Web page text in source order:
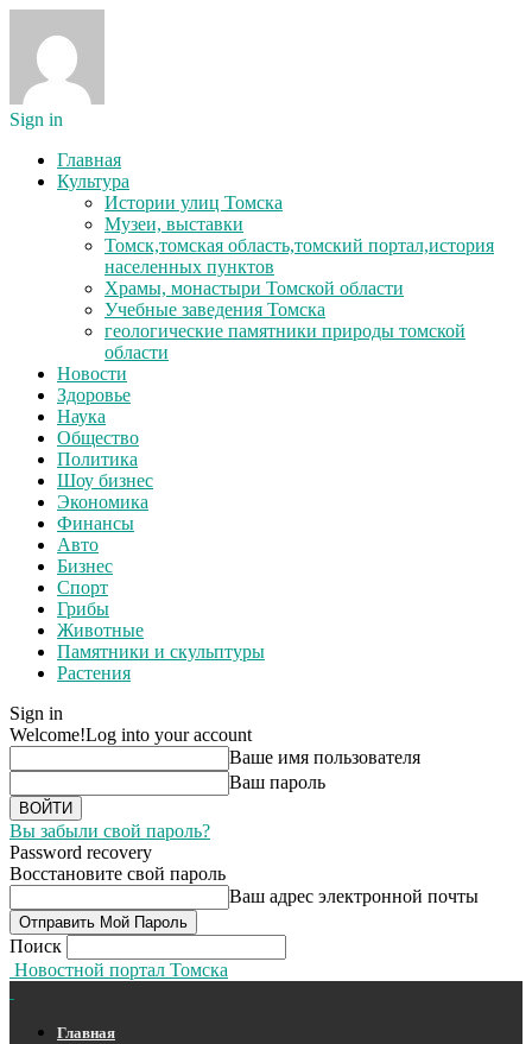
Sign in
Главная
Культура
Истории улиц Томска
Музеи, выставки
Томск,томская область,томский портал,история
населенных пунктов
Храмы, монастыри Томской области
Учебные заведения Томска
геологические памятники природы томской
области
Новости
Здоровье
Наука
Общество
Политика
Шоу бизнес
Экономика
Финансы
Авто
Бизнес
Спорт
Грибы
Животные
Памятники и скульптуры
Растения
Sign in
Welcome!Log into your account
Ваше имя пользователя
Ваш пароль
Вы забыли свой пароль?
Password recovery
Восстановите свой пароль
Ваш адрес электронной почты
Поиск
Новостной портал Томска
Главная